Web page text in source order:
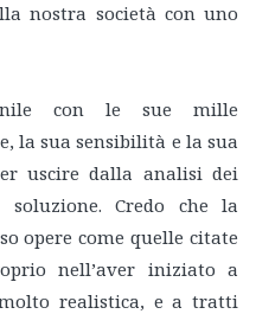
nostra società con uno
con le sue mille
la sua sensibilità e la sua
uscire dalla analisi dei
Credo che la
opere come quelle citate
nell’aver iniziato a
realistica, e a tratti